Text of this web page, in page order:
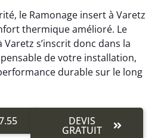
le Ramonage insert à Varetz
thermique amélioré. Le
Varetz s’inscrit donc dans la
de votre installation,
durable sur le long
DEVIS
GRATUIT